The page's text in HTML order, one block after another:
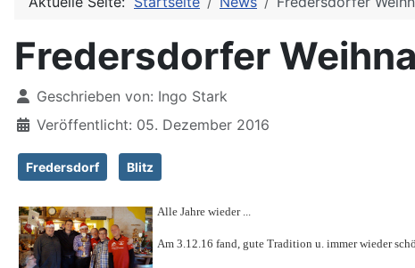
Fredersdorfer
DetailsGeschrieben von: Ingo Stark
Veröffentlicht: 05. Dezember 2016
Fredersdorf Blitz
Alle Jahre wieder ...
Am 3.12.16 fand, gute Tradition u. immer wieder